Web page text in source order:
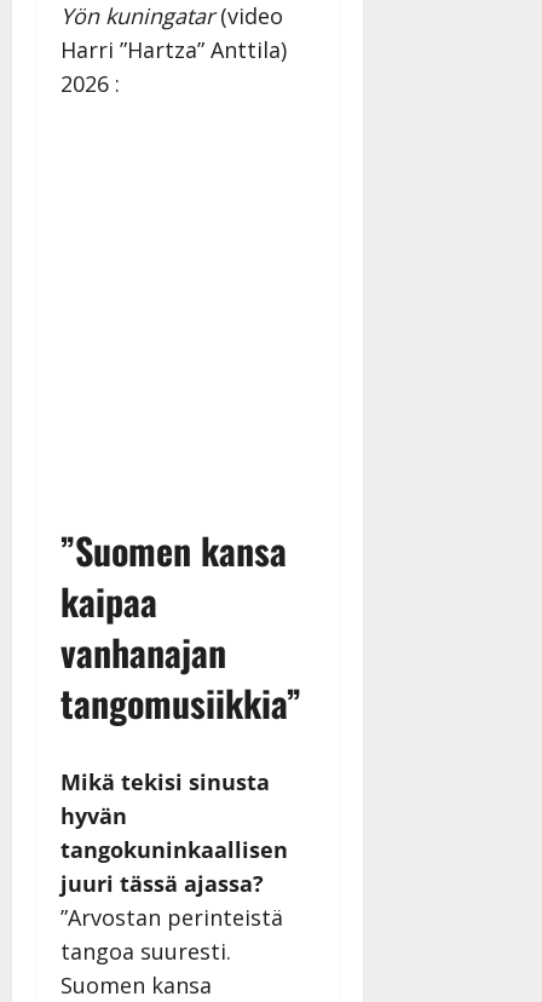
Yön kuningatar(video
Harri ”Hartza” Anttila)
2026 :
”Suomen kansa
kaipaa
vanhanajan
tangomusiikkia”
Mikä tekisi sinusta
hyvän
tangokuninkaallisen
juuri tässä ajassa?
”Arvostan perinteistä
tangoa suuresti.
Suomen kansa